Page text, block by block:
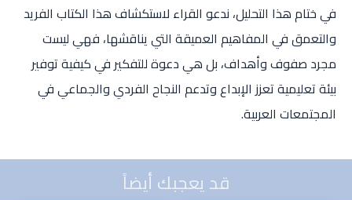
في ختام هذا التحليل، ندعو القراء لاستكشاف هذا الكتاب الفريد
والتعمق في المفاهيم العميقة التي يناقشها، فهي ليست
مجرد صفوف وأهداف، بل هي دعوة للتفكير في كيفية توفير
بيئة تعليمية تعزز الإبداع وتدعم النجاح الفردي والجماعي في
المجتمعات العربية.
قد يعجبك أيضاً